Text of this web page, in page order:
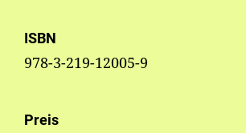
ISBN
978-3-219-12005-9
Preis